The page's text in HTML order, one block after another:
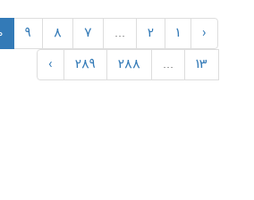
‹
1
2
...
7
8
9
13
...
288
289
›